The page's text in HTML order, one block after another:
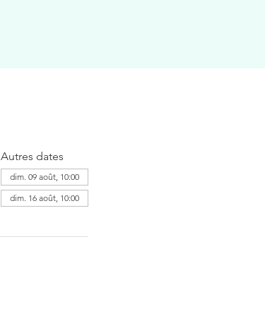
Autres dates
dim. 09 août, 10:00
dim. 16 août, 10:00